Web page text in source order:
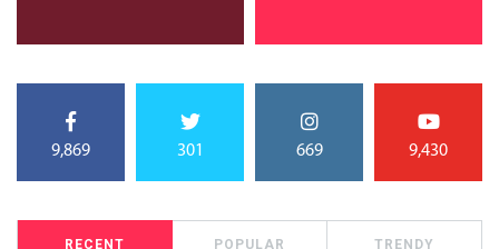
9,869 301 669 9,430
RECENT POPULAR TRENDY